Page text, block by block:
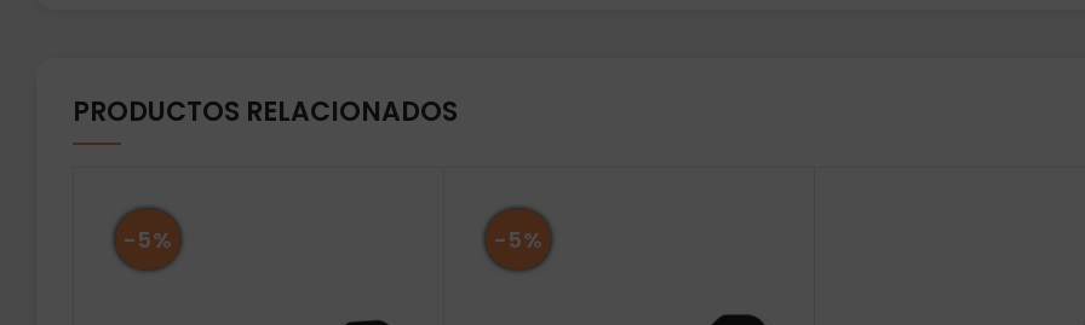
PRODUCTOS RELACIONADOS
-5% -5%